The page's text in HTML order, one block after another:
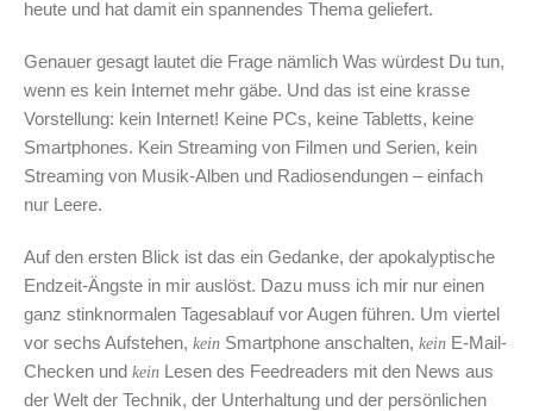
heute und hat damit ein spannendes Thema geliefert.
Genauer gesagt lautet die Frage nämlich Was würdest Du tun,
wenn es kein Internet mehr gäbe. Und das ist eine krasse
Vorstellung: kein Internet! Keine PCs, keine Tabletts, keine
Smartphones. Kein Streaming von Filmen und Serien, kein
Streaming von Musik-Alben und Radiosendungen – einfach
nur Leere.
Auf den ersten Blick ist das ein Gedanke, der apokalyptische
Endzeit-Ängste in mir auslöst. Dazu muss ich mir nur einen
ganz stinknormalen Tagesablauf vor Augen führen. Um viertel
vor sechs Aufstehen, kein Smartphone anschalten, kein E-Mail-
Checken und kein Lesen des Feedreaders mit den News aus
der Welt der Technik, der Unterhaltung und der persönlichen